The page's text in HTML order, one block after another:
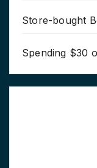
Store-bought
Spending $30